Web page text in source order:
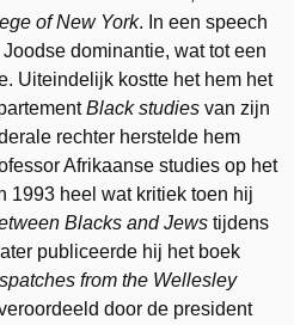
of New York. In een speech
dominantie, wat tot een
Uiteindelijk kostte het hem het
Black studies van zijn
rechter herstelde hem
Afrikaanse studies op het
1993 heel wat kritiek toen hij
Blacks and Jews tijdens
publiceerde hij het boek
from the Wellesley
door de president